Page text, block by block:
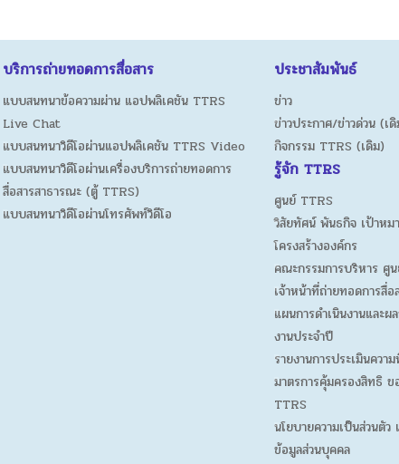
บริการถ่ายทอดการสื่อสาร
แบบสนทนาข้อความผ่าน แอปพลิเคชัน TTRS
Live Chat
แบบสนทนาวิดีโอผ่านแอปพลิเคชัน TTRS Video
แบบสนทนาวิดีโอผ่านเครื่องบริการถ่ายทอดการ
สื่อสารสาธารณะ (ตู้ TTRS)
แบบสนทนาวิดีโอผ่านโทรศัพท์วิดีโอ
ประชาสัมพันธ์
ข่าว
ข่าวประกาศ/ข่าวด่วน (เ
กิจกรรม TTRS (เดิม)
รู้จัก TTRS
ศูนย์ TTRS
วิสัยทัศน์ พันธกิจ เป้าหม
โครงสร้างองค์กร
คณะกรรมการบริหาร ศู
เจ้าหน้าที่ถ่ายทอดการสื่อ
แผนการดำเนินงานและผ
งานประจำปี
รายงานการประเมินควา
มาตรการคุ้มครองสิทธิ ข
TTRS
นโยบายความเป็นส่วนตัว
ข้อมูลส่วนบุคคล